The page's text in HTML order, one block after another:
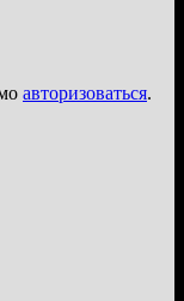
авторизоваться.